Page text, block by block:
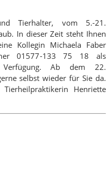
Tierhalter, vom 5.-21.
In dieser Zeit steht Ihnen
Kollegin Michaela Faber
01577-133 75 18 als
Verfügung. Ab dem 22.
selbst wieder für Sie da.
Henriette